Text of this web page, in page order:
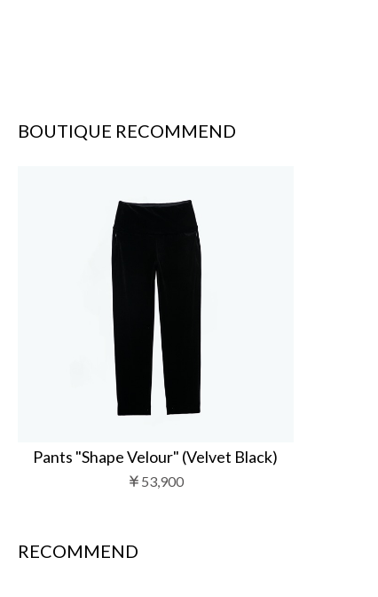
BOUTIQUE RECOMMEND
Pants "Shape Velour" (Velvet Black)
￥53,900
RECOMMEND